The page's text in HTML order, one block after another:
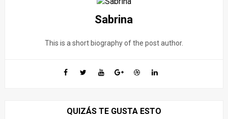
Sabrina
This is a short biography of the post author.
QUIZÁS TE GUSTA ESTO